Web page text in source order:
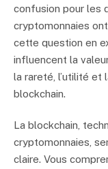
confusion pour les
cryptomonnaies
cette question en
influencent la
la rareté, l’utilité et
blockchain.
La blockchain,
cryptomonnaies,
claire. Vous